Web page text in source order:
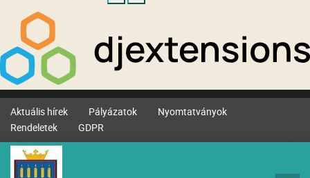
Aktuális hírek Pályázatok
Nyomtatványok
Rendeletek
GDPR